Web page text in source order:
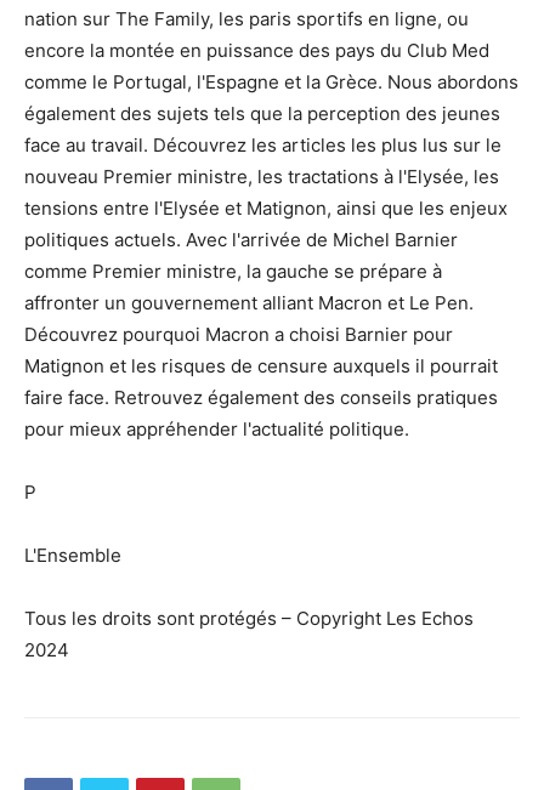
nation sur The Family, les paris sportifs en ligne, ou
encore la montée en puissance des pays du Club Med
comme le Portugal, l'Espagne et la Grèce. Nous abordons
également des sujets tels que la perception des jeunes
face au travail. Découvrez les articles les plus lus sur le
nouveau Premier ministre, les tractations à l'Elysée, les
tensions entre l'Elysée et Matignon, ainsi que les enjeux
politiques actuels. Avec l'arrivée de Michel Barnier
comme Premier ministre, la gauche se prépare à
affronter un gouvernement alliant Macron et Le Pen.
Découvrez pourquoi Macron a choisi Barnier pour
Matignon et les risques de censure auxquels il pourrait
faire face. Retrouvez également des conseils pratiques
pour mieux appréhender l'actualité politique.
P
L'Ensemble
Tous les droits sont protégés – Copyright Les Echos
2024